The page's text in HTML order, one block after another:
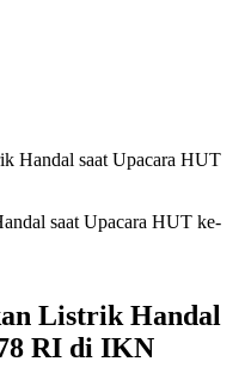
Handal saat Upacara HUT
Listrik Handal
RI di IKN